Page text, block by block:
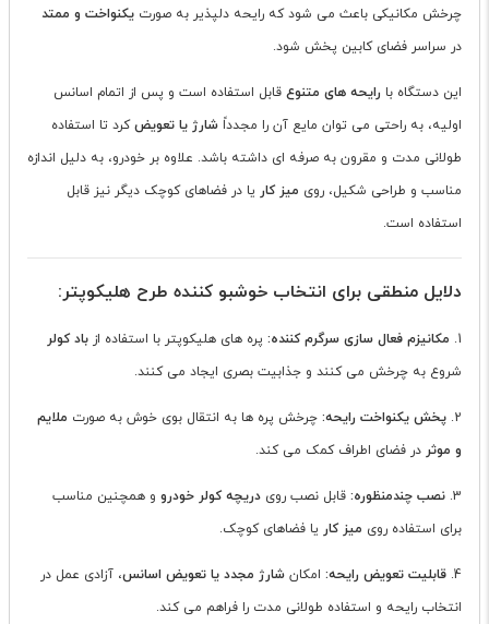
چرخش مکانیکی باعث می شود که رایحه دلپذیر به صورت یکنواخت و ممتد
در سراسر فضای کابین پخش شود.
این دستگاه با رایحه های متنوع قابل استفاده است و پس از اتمام اسانس
اولیه، به راحتی می توان مایع آن را مجدداً شارژ یا تعویضکرد تا استفاده
طولانی مدت و مقرون به صرفه ای داشته باشد. علاوه بر خودرو، به دلیل اندازه
مناسب و طراحی شکیل، روی میز کار یا در فضاهای کوچک دیگر نیز قابل
استفاده است.
دلایل منطقی برای انتخاب خوشبو کننده طرح هلیکوپتر:
1. مکانیزم فعال سازی سرگرم کننده: پره های هلیکوپتر با استفاده از باد کولر
شروع به چرخش می کنند و جذابیت بصری ایجاد می کنند.
2. پخش یکنواخت رایحه: چرخش پره ها به انتقال بوی خوش به صورت ملایم
و موثر در فضای اطراف کمک می کند.
3. نصب چندمنظوره: قابل نصب روی دریچه کولر خودرو و همچنین مناسب
برای استفاده روی میز کار یا فضاهای کوچک.
4. قابلیت تعویض رایحه: امکان شارژ مجدد یا تعویض اسانس، آزادی عمل در
انتخاب رایحه و استفاده طولانی مدت را فراهم می کند.